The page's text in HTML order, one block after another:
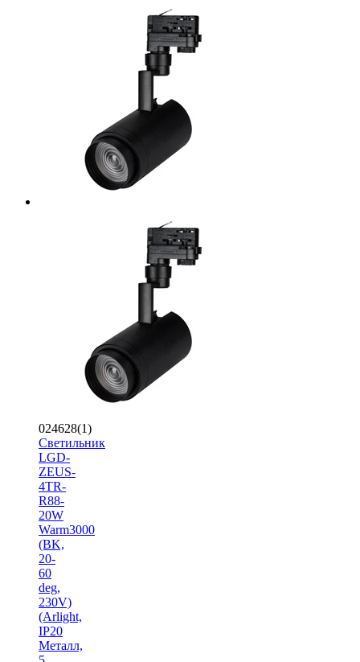
024628(1)
Светильник
LGD-
ZEUS-
4TR-
R88-
20W
Warm3000
(BK,
20-
60
deg,
230V)
(Arlight,
IP20
Металл,